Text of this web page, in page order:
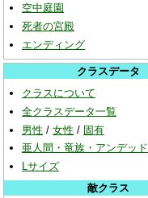
空中庭園
死者の宮殿
エンディング
クラスデータ
クラスについて
全クラスデータ一覧
男性 / 女性 / 固有
亜人間・竜族・アンデッド
Lサイズ
敵クラス